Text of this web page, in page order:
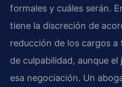
formales y cuáles serán.
tiene la discreción de
reducción de los cargos a
de culpabilidad, aunque
esa negociación. Un